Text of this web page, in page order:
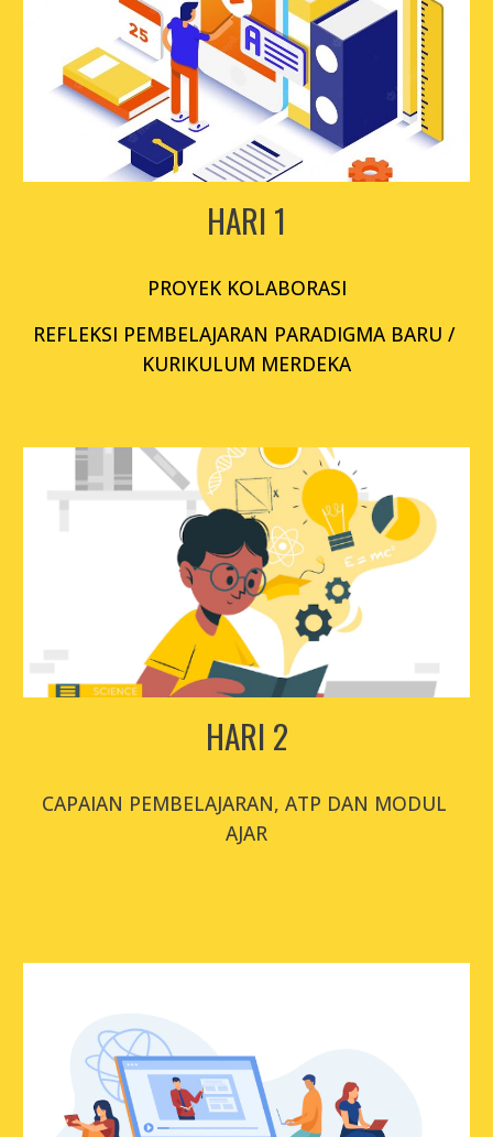
HARI 1
PROYEK KOLABORASI
REFLEKSI PEMBELAJARAN PARADIGMA BARU /
KURIKULUM MERDEKA
HARI 2
CAPAIAN PEMBELAJARAN, ATP DAN MODUL
AJAR